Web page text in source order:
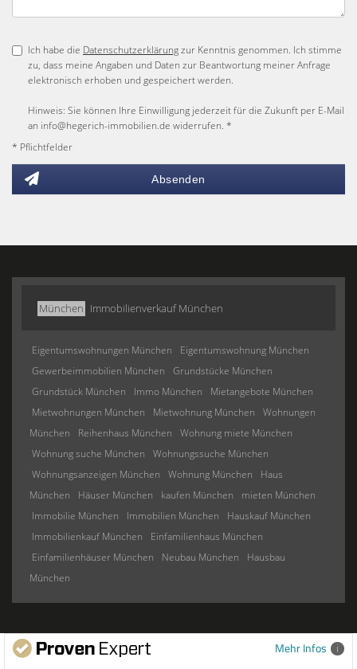
Ich habe die Datenschutzerklärungzur Kenntnis genommen. Ich stimme
zu, dass meine Angaben und Daten zur Beantwortung meiner Anfrage
elektronisch erhoben und gespeichert werden.
Hinweis: Sie können Ihre Einwilligung jederzeit für die Zukunft per E-Mail
an info@hegerich-immobilien.de widerrufen. *
* Pflichtfelder
Absenden
München Immobilienverkauf München
Eigentumswohnungen München
Eigentumswohnung München
Gewerbeimmobilien München
Grundstücke München
Grundstück München
Immo München
Mietangebote München
Mietwohnungen München
Mietwohnung München
Wohnungen
München
Reihenhaus München
Wohnung miete München
Wohnung suche München
Wohnungssuche München
Wohnungsanzeigen München
Wohnung München
Haus
München
Häuser München kaufen München
mieten München
Immobilie München
Immobilien München
Hauskauf München
Immobilienkauf München
Einfamilienhaus München
Einfamilienhäuser München
Neubau München
Hausbau
München
Mehr Infos